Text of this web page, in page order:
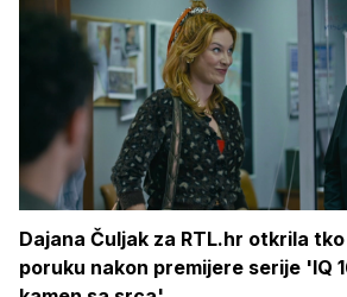
Dajana Čuljak za RTL.hr otkrila
poruku nakon premijere serije 'IQ